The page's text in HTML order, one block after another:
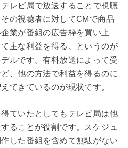
レビ局で放送することで視聴
の視聴者に対してCMで商品
業が番組の広告枠を買い上
主な利益を得る、というのが
ルです。有料放送によって受
、他の方法で利益を得るのに
てきているのが現状です。
ていたとしてもテレビ局は他
ることが役割です。スケジュ
した番組を含めて無駄がない